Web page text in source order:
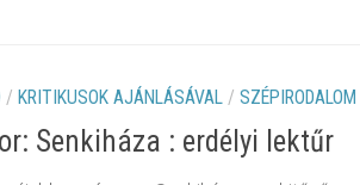
/ KRITIKUSOK AJÁNLÁSÁVAL / SZÉPIRODALOM
Senkiháza : erdélyi lektűr